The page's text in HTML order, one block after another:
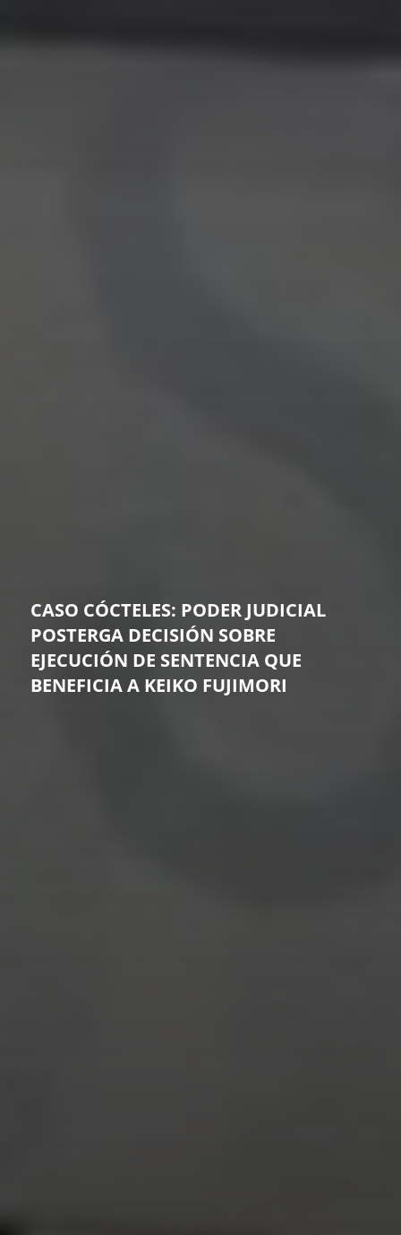
CASO CÓCTELES: PODER JUDICIAL
POSTERGA DECISIÓN SOBRE
EJECUCIÓN DE SENTENCIA QUE
BENEFICIA A KEIKO FUJIMORI